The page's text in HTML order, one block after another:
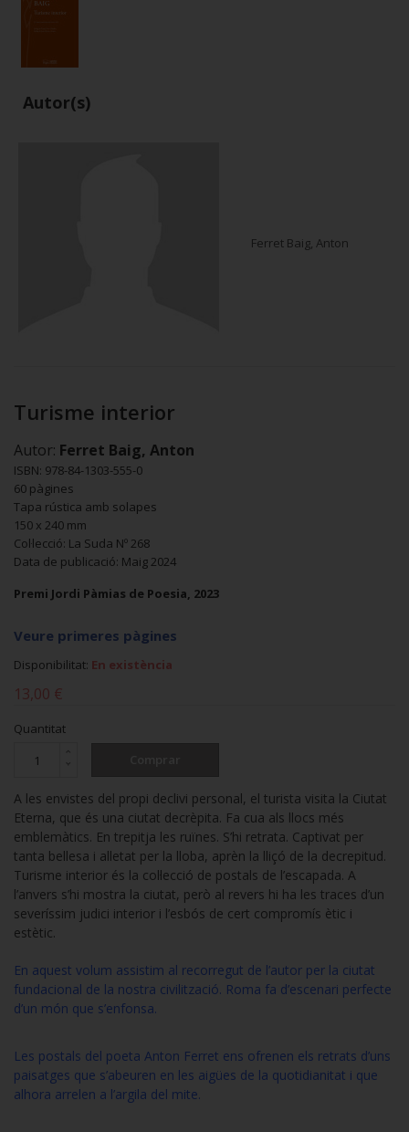
Autor(s)
Ferret Baig, Anton
Turisme interior
Autor: Ferret Baig, Anton
ISBN: 978-84-1303-555-0
60 pàgines
Tapa rústica amb solapes
150 x 240 mm
Col·lecció: La Suda Nº 268
Data de publicació: Maig 2024
Premi Jordi Pàmias de Poesia, 2023
Veure primeres pàgines
Disponibilitat: En existència
13,00 €
Quantitat
A les envistes del propi declivi personal, el turista visita la Ciutat
Eterna, que és una ciutat decrèpita. Fa cua als llocs més
emblemàtics. En trepitja les ruïnes. S’hi retrata. Captivat per
tanta bellesa i alletat per la lloba, aprèn la lliçó de la decrepitud.
Turisme interior és la col·lecció de postals de l’escapada. A
l’anvers s’hi mostra la ciutat, però al revers hi ha les traces d’un
severíssim judici interior i l’esbós de cert compromís ètic i
estètic.
En aquest volum assistim al recorregut de l’autor per la ciutat
fundacional de la nostra civilització. Roma fa d’escenari perfecte
d’un món que s’enfonsa.
Les postals del poeta Anton Ferret ens ofrenen els retrats d’uns
paisatges que s’abeuren en les aigües de la quotidianitat i que
alhora arrelen a l’argila del mite.